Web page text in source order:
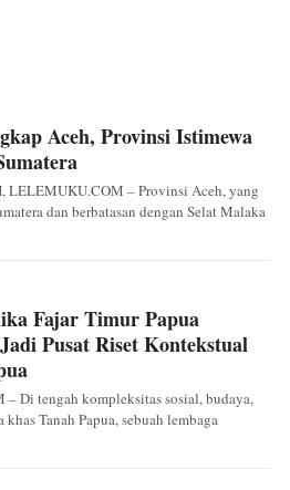
Aceh, Provinsi Istimewa
LELEMUKU.COM – Provinsi Aceh, yang
dan berbatasan dengan Selat Malaka
Fajar Timur Papua
Pusat Riset Kontekstual
Di tengah kompleksitas sosial, budaya,
Tanah Papua, sebuah lembaga